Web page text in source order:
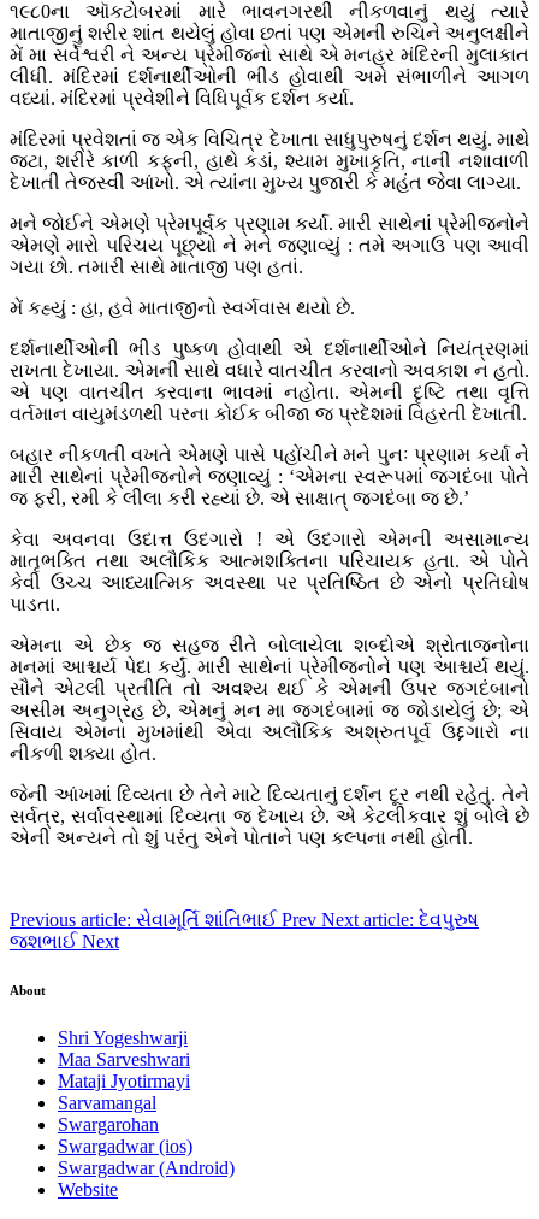
૧૯૮0ના ઑકટોબરમાં મારે ભાવનગરથી નીકળવાનું થયું ત્યારે
માતાજીનું શરીર શાંત થયેલું હોવા છતાં પણ એમની રુચિને અનુલક્ષીને
મેં મા સર્વેશ્વરી ને અન્ય પ્રેમીજનો સાથે એ મનહર મંદિરની મુલાકાત
લીધી. મંદિરમાં દર્શનાર્થીઓની ભીડ હોવાથી અમે સંભાળીને આગળ
વધ્યાં. મંદિરમાં પ્રવેશીને વિધિપૂર્વક દર્શન કર્યા.
મંદિરમાં પ્રવેશતાં જ એક વિચિત્ર દેખાતા સાધુપુરુષનું દર્શન થયું. માથે
જટા, શરીરે કાળી કફની, હાથે કડાં, શ્યામ મુખાકૃતિ, નાની નશાવાળી
દેખાતી તેજસ્વી આંખો. એ ત્યાંના મુખ્ય પુજારી કે મહંત જેવા લાગ્યા.
મને જોઈને એમણે પ્રેમપૂર્વક પ્રણામ કર્યા. મારી સાથેનાં પ્રેમીજનોને
એમણે મારો પરિચય પૂછ્યો ને મને જણાવ્યું : તમે અગાઉ પણ આવી
ગયા છો. તમારી સાથે માતાજી પણ હતાં.
મેં કહ્યું : હા, હવે માતાજીનો સ્વર્ગવાસ થયો છે.
દર્શનાર્થીઓની ભીડ પુષ્કળ હોવાથી એ દર્શનાર્થીઓને નિયંત્રણમાં
રાખતા દેખાયા. એમની સાથે વધારે વાતચીત કરવાનો અવકાશ ન હતો.
એ પણ વાતચીત કરવાના ભાવમાં નહોતા. એમની દૃષ્ટિ તથા વૃત્તિ
વર્તમાન વાયુમંડળથી પરના કોઈક બીજા જ પ્રદેશમાં વિહરતી દેખાતી.
બહાર નીકળતી વખતે એમણે પાસે પહોંચીને મને પુનઃ પ્રણામ કર્યા ને
મારી સાથેનાં પ્રેમીજનોને જણાવ્યું : ‘એમના સ્વરૂપમાં જગદંબા પોતે
જ ફરી, રમી કે લીલા કરી રહ્યાં છે. એ સાક્ષાત્ જગદંબા જ છે.’
કેવા અવનવા ઉદાત્ત ઉદગારો ! એ ઉદગારો એમની અસામાન્ય
માતૃભક્તિ તથા અલૌકિક આત્મશક્તિના પરિચાયક હતા. એ પોતે
કેવી ઉચ્ચ આધ્યાત્મિક અવસ્થા પર પ્રતિષ્ઠિત છે એનો પ્રતિઘોષ
પાડતા.
એમના એ છેક જ સહજ રીતે બોલાયેલા શબ્દોએ શ્રોતાજનોના
મનમાં આશ્ચર્ય પેદા કર્યું. મારી સાથેનાં પ્રેમીજનોને પણ આશ્ચર્ય થયું.
સૌને એટલી પ્રતીતિ તો અવશ્ય થઈ કે એમની ઉપર જગદંબાનો
અસીમ અનુગ્રહ છે, એમનું મન મા જગદંબામાં જ જોડાયેલું છે; એ
સિવાય એમના મુખમાંથી એવા અલૌકિક અશ્રુતપૂર્વ ઉદ્દગારો ના
નીકળી શક્યા હોત.
જેની આંખમાં દિવ્યતા છે તેને માટે દિવ્યતાનું દર્શન દૂર નથી રહેતું. તેને
સર્વત્ર, સર્વાવસ્થામાં દિવ્યતા જ દેખાય છે. એ કેટલીકવાર શું બોલે છે
એની અન્યને તો શું પરંતુ એને પોતાને પણ કલ્પના નથી હોતી.
Previous article: સેવામૂર્તિ શાંતિભાઈ Prev Next article: દેવપુરુષ
જશભાઈ Next
About
Shri Yogeshwarji
Maa Sarveshwari
Mataji Jyotirmayi
Sarvamangal
Swargarohan
Swargadwar (ios)
Swargadwar (Android)
Website